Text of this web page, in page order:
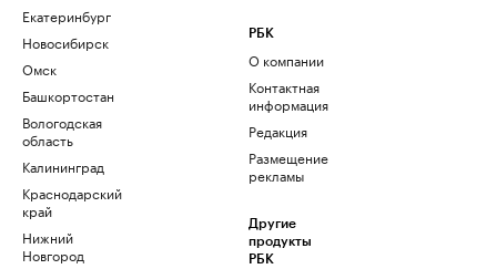
Екатеринбург
Новосибирск
Омск
Башкортостан
Вологодская
область
Калининград
Краснодарский
край
Нижний
Новгород
РБК
О компании
Контактная
информация
Редакция
Размещение
рекламы
Другие
продукты
РБК